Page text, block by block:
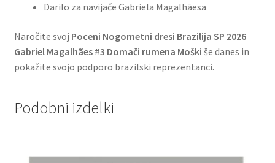
Darilo za navijače Gabriela Magalhãesa
Naročite svoj Poceni Nogometni dresi Brazilija SP 2026
Gabriel Magalhães #3 Domači rumena Moški še danes in
pokažite svojo podporo brazilski reprezentanci.
Podobni izdelki